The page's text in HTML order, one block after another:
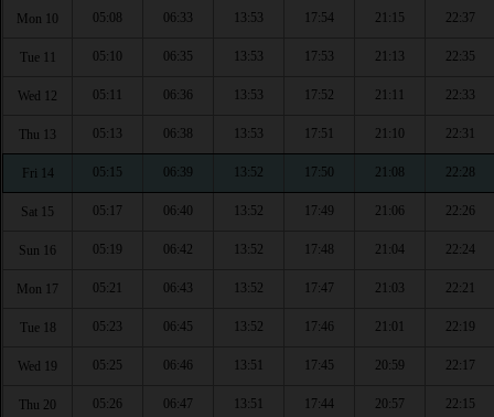
Mon 10 05:08 06:33 13:53 17:54 21:15 22:37
Tue 11 05:10 06:35 13:53 17:53 21:13 22:35
Wed 12 05:11 06:36 13:53 17:52 21:11 22:33
Thu 13 05:13 06:38 13:53 17:51 21:10 22:31
Fri 14 05:15 06:39 13:52 17:50 21:08 22:28
Sat 15 05:17 06:40 13:52 17:49 21:06 22:26
Sun 16 05:19 06:42 13:52 17:48 21:04 22:24
Mon 17 05:21 06:43 13:52 17:47 21:03 22:21
Tue 18 05:23 06:45 13:52 17:46 21:01 22:19
Wed 19 05:25 06:46 13:51 17:45 20:59 22:17
Thu 20 05:26 06:47 13:51 17:44 20:57 22:15